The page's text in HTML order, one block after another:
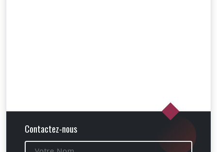
Contactez-nous